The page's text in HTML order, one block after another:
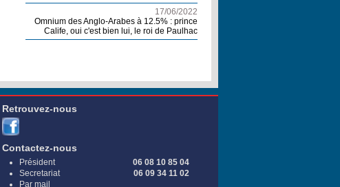
17/06/2022
Omnium des Anglo-Arabes à 12.5% : prince
Calife, oui c'est bien lui, le roi de Paulhac
Retrouvez-nous
Contactez-nous
Président
06 08 10 85 04
Secretariat
06 09 34 11 02
Par mail